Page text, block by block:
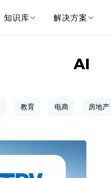
知识库 解决方案
AI
教育 电商 房地产